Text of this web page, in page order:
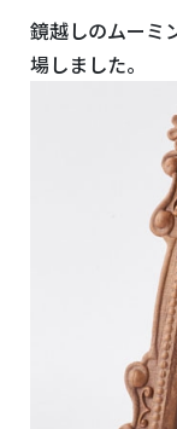
鏡越しのムーミ
場しました。